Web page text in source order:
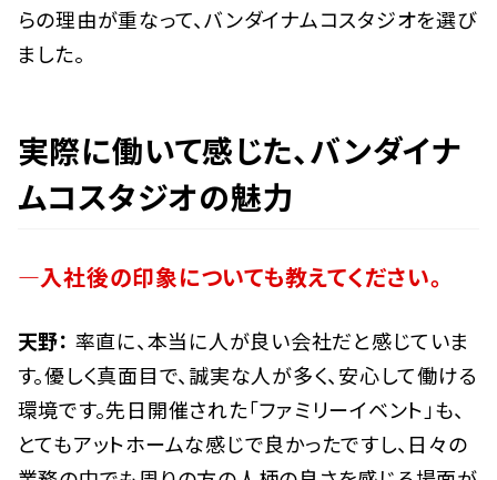
らの理由が重なって、バンダイナムコスタジオを選び
ました。
実際に働いて感じた、バンダイナ
ムコスタジオの魅力
―入社後の印象についても教えてください。
天野： 率直に、本当に人が良い会社だと感じていま
す。優しく真面目で、誠実な人が多く、安心して働ける
環境です。先日開催された「ファミリーイベント」も、
とてもアットホームな感じで良かったですし、日々の